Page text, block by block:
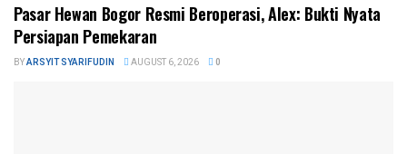
Pasar Hewan Bogor Resmi Beroperasi, Alex: Bukti Nyata
Persiapan Pemekaran
BYARSYIT SYARIFUDIN AUGUST 6, 2026 0